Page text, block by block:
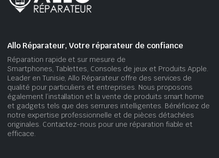
Allo Réparateur, Votre réparateur de confiance
Réparation rapide et sur mesure de
Smartphones, Tablettes, Consoles de jeux et Produits Apple.
Leader en Tunisie, Allo Réparateur offre des services de
qualité pour particuliers et entreprises. Nous proposons
également l’installation et la vente de produits smart home
et gadgets tels que des serrures intelligentes. Bénéficiez de
notre expertise professionnelle et de pièces détachées
originales. Contactez-nous pour une réparation fiable et
efficace.